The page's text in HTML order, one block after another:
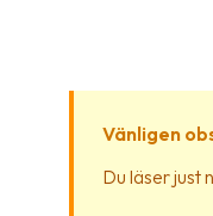
Vänligen
Du läser just